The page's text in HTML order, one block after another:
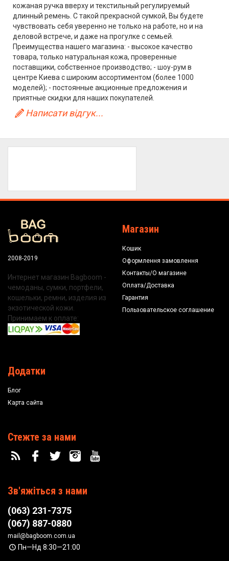
кожаная ручка вверху и текстильный регулируемый
длинный ремень. С такой прекрасной сумкой, Вы будете
чувствовать себя уверенно не только на работе, но и на
деловой встрече, и даже на прогулке с семьей.
Преимущества нашего магазина: - высокое качество
товара, только натуральная кожа, проверенные
поставщики, собственное производство; - шоу-рум в
центре Киева с широким ассортиментом (более 1000
моделей); - постоянные акционные предложения и
приятные скидки для наших покупателей.
Написати відгук...
2008-2019
Интернет магазин Bagboom -
чемоданы, сумки, портфели,
кошельки, ремни, изделия из
экзотической кожи.
Принимаем к оплате:
Магазин
Кошик
Оформлення замовлення
Контакты/О магазине
Оплата/Доставка
Гарантия
Пользовательское соглашение
Додатки
Блог
Карта сайта
Стежте за нами
Зв'яжіться з нами
(063) 231-7375
(067) 887-0880
mail@bagboom.com.ua
Пн—Нд 8:30—21:00